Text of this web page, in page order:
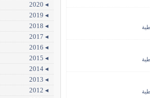
◂ 2020
◂ 2019
◂ 2018
◂ 2017
◂ 2016
◂ 2015
◂ 2014
◂ 2013
◂ 2012